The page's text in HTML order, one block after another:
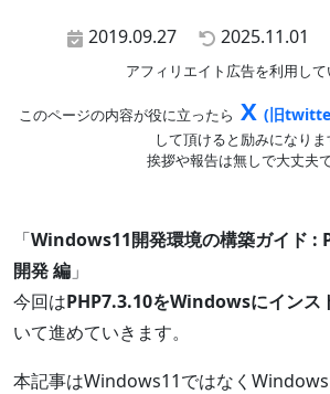
2019.09.27 2025.11.01
アフィリエイト広告を利用して
このページの内容が役に立ったら X (旧
して頂けると励みになりま
挨拶や報告は無しで大丈夫
「Windows11開発環境の構築ガイド :
開発 編 」
今回はPHP7.3.10をWindowsにインス
いて進めていきます。
本記事はWindows11ではなく